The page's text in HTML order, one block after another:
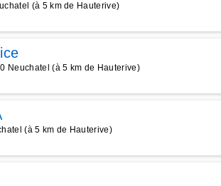
(à 5 km de Hauterive)
Neuchatel (à 5 km de Hauterive)
(à 5 km de Hauterive)